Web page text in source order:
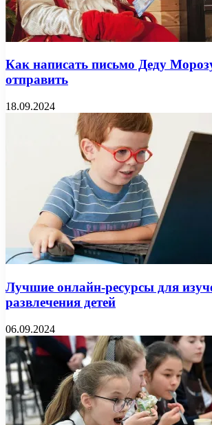
Как написать письмо Деду
отправить
18.09.2024
Лучшие онлайн-ресурсы для
развлечения детей
06.09.2024